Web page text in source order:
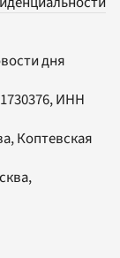
дня
ИНН
Коптевская
,